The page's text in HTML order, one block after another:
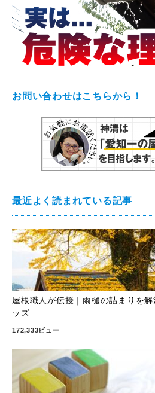
お問い合わせはこちらから！
最近よく読まれている記事
屋根職人が伝授｜雨樋の詰まりを
ッズ
172,333ビュー